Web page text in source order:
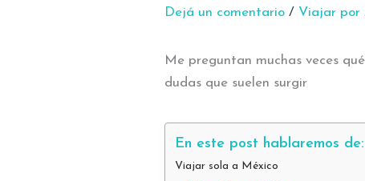
Dejá un comentario / Viajar por
Me preguntan muchas veces
dudas que suelen surgir
En este post hablaremos de:
Viajar sola a México